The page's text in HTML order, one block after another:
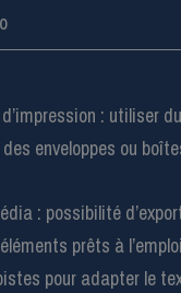
: utiliser
enveloppes ou
: possibilité
prêts à
pour adapter le